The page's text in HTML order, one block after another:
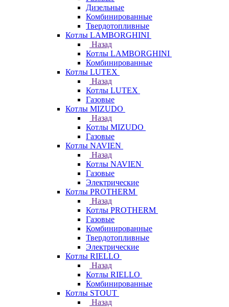
Дизельные
Комбинированные
Твердотопливные
Котлы LAMBORGHINI
Назад
Котлы LAMBORGHINI
Комбинированные
Котлы LUTEX
Назад
Котлы LUTEX
Газовые
Котлы MIZUDO
Назад
Котлы MIZUDO
Газовые
Котлы NAVIEN
Назад
Котлы NAVIEN
Газовые
Электрические
Котлы PROTHERM
Назад
Котлы PROTHERM
Газовые
Комбинированные
Твердотопливные
Электрические
Котлы RIELLO
Назад
Котлы RIELLO
Комбинированные
Котлы STOUT
Назад